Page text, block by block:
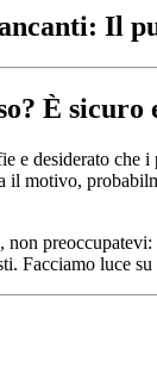
Il
È sicuro
e desiderato
il motivo,
non
Facciamo luce